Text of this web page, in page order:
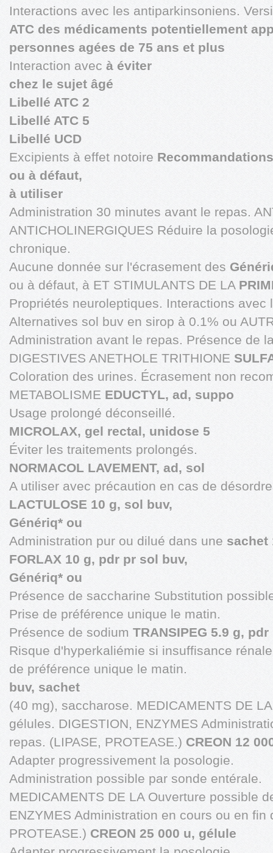
Interactions avec les antiparkinsoniens.
ATC des médicaments potentiellement
personnes agées de 75 ans et plus
Interaction avec à éviter
chez le sujet âgé
Libellé ATC 2
Libellé ATC 5
Libellé UCD
Excipients à effet notoire
ou à défaut,
à utiliser
Administration 30 minutes avant le repas.
ANTICHOLINERGIQUES Réduire la
chronique.
Aucune donnée sur l'écrasement des
ou à défaut, à ET STIMULANTS DE LA
Propriétés neuroleptiques. Interactions avec
Alternatives sol buv en sirop à 0.1% ou
Administration avant le repas. Présence de
DIGESTIVES ANETHOLE TRITHIONE
Coloration des urines. Écrasement non
METABOLISME EDUCTYL, ad, suppo
Usage prolongé déconseillé.
MICROLAX, gel rectal, unidose 5
Éviter les traitements prolongés.
NORMACOL LAVEMENT, ad, sol
A utiliser avec précaution en cas de
LACTULOSE 10 g, sol buv,
Génériq* ou
Administration pur ou dilué dans une sachet
FORLAX 10 g, pdr pr sol buv,
Génériq* ou
Présence de saccharine Substitution
Prise de préférence unique le matin.
Présence de sodium TRANSIPEG 5.9 g,
Risque d'hyperkaliémie si insuffisance
de préférence unique le matin.
buv, sachet
(40 mg), saccharose. MEDICAMENTS DE
gélules. DIGESTION, ENZYMES
repas. (LIPASE, PROTEASE.) CREON 12
Adapter progressivement la posologie.
Administration possible par sonde entérale.
MEDICAMENTS DE LA Ouverture possible
ENZYMES Administration en cours ou en fin
PROTEASE.) CREON 25 000 u, gélule